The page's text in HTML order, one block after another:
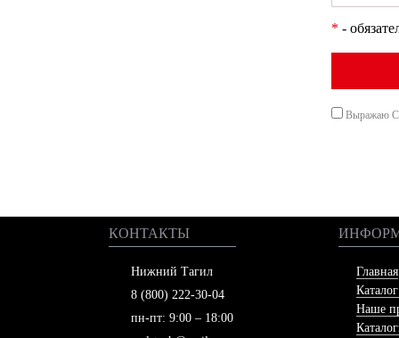
* -
Выражаю
КОНТАКТЫ
Нижний Тагил
8 (800) 222-30-04
пн-пт: 9:00 – 18:00
Главная
Наше